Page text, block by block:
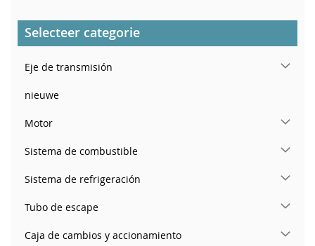
Selecteer categorie
Eje de transmisión
nieuwe
Motor
Sistema de combustible
Sistema de refrigeración
Tubo de escape
Caja de cambios y accionamiento